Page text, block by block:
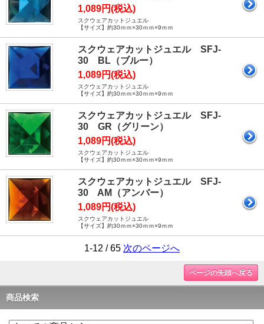
1,089円(税込)
スクウェアカットジュエル
【サイズ】約30ｍｍ×30ｍｍ×9ｍｍ
スクウェアカットジュエル SFJ-
30 BL（ブルー）
1,089円(税込)
スクウェアカットジュエル
【サイズ】約30ｍｍ×30ｍｍ×9ｍｍ
スクウェアカットジュエル SFJ-
30 GR（グリーン）
1,089円(税込)
スクウェアカットジュエル
【サイズ】約30ｍｍ×30ｍｍ×9ｍｍ
スクウェアカットジュエル SFJ-
30 AM（アンバー）
1,089円(税込)
スクウェアカットジュエル
【サイズ】約30ｍｍ×30ｍｍ×9ｍｍ
1-12 / 65 次のページへ
ページの先頭へ戻る
商品検索